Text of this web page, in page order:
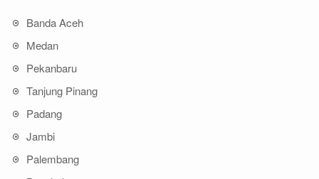
Banda Aceh
Medan
Pekanbaru
Tanjung Pinang
Padang
Jambi
Palembang